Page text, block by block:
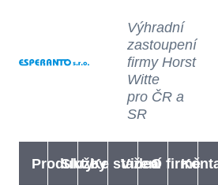
Výhradní
zastoupení
firmy Horst
Witte
pro ČR a
SR
Produkty
SlužbyKe stažení
VideaO firmě